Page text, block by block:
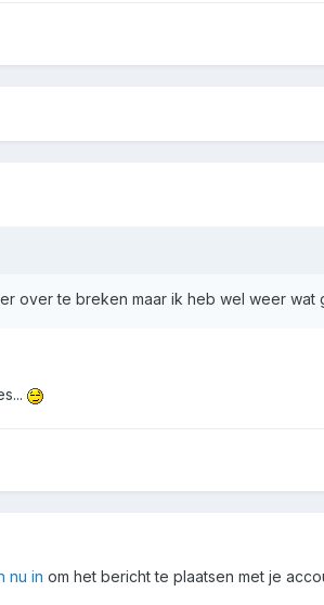
over te breken maar ik heb wel weer
nu in om het bericht te plaatsen met je